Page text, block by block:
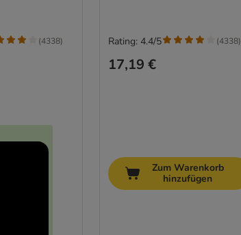
(4338)
17,19 €
Rating: 4.4/5 (4338)
Zum Warenkorb
hinzufügen